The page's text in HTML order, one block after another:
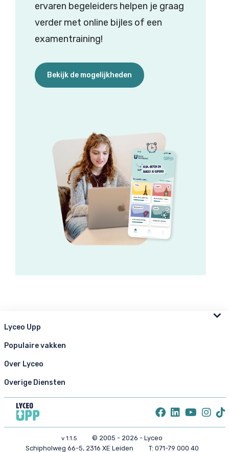
ervaren begeleiders helpen je graag
verdermet online bijlesof een
examentraining!
Bekijk de mogelijkheden
Lyceo Upp
Populaire vakken
Over Lyceo
Overige Diensten
v 1.1.5
© 2005 - 2026 - Lyceo
Schipholweg 66-5, 2316 XE Leiden
T: 071-79 000 40